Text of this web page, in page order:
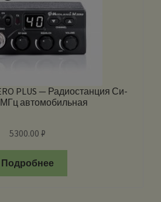
PLUS — Радиостанция Си-
МГц автомобильная
5300.00₽
Подробнее